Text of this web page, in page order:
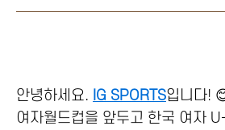
안녕하세요. IG SPORTS입니다!
여자월드컵을 앞두고 한국 여자